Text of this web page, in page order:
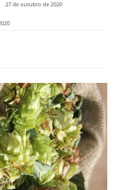
27 de outubro de 2020